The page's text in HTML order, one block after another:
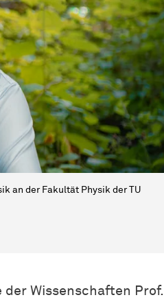
an der Fakultät Physik der TU
Wissenschaften Prof.